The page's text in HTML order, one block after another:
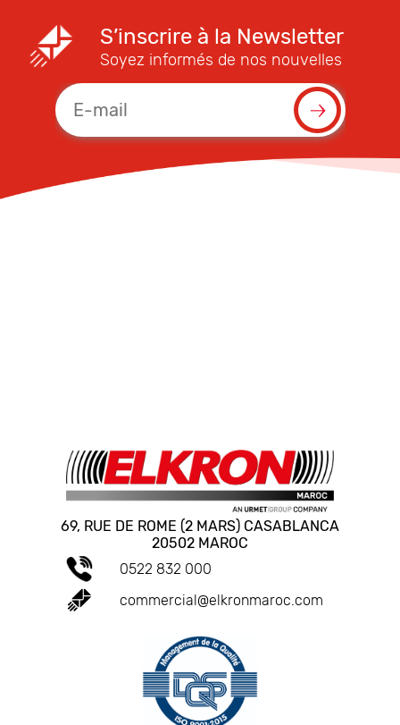
S’inscrire à la Newsletter
Soyez informés de nos nouvelles
69, RUE DE ROME (2 MARS) CASABLANCA
20502 MAROC
0522 832 000
commercial@elkronmaroc.com